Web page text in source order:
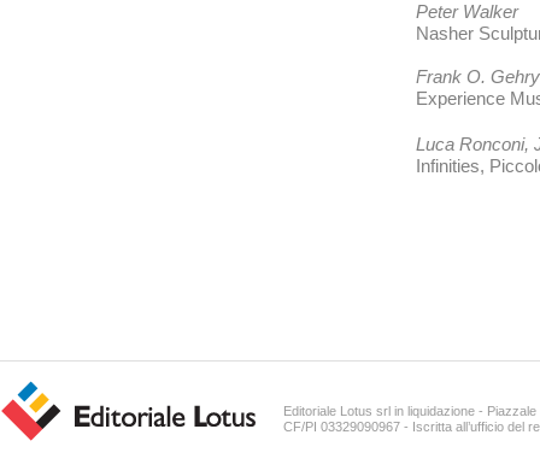
Peter Walker
Nasher
Frank O. Gehry
Experience
Luca Ronconi,
Infinities,
Editoriale Lotus srl in liquidazione -
CF/PI 03329090967 - Iscritta all’ufficio del